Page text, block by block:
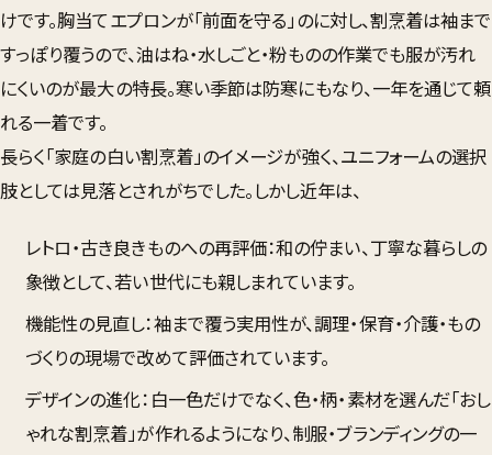
けです。胸当てエプロンが「前面を守る」のに対し、割烹着は袖まで
すっぽり覆うので、油はね・水しごと・粉ものの作業でも服が汚れ
にくいのが最大の特長。寒い季節は防寒にもなり、一年を通じて頼
れる一着です。
長らく「家庭の白い割烹着」のイメージが強く、ユニフォームの選択
肢としては見落とされがちでした。しかし近年は、
レトロ・古き良きものへの再評価：和の佇まい、丁寧な暮らしの
象徴として、若い世代にも親しまれています。
機能性の見直し：袖まで覆う実用性が、調理・保育・介護・もの
づくりの現場で改めて評価されています。
デザインの進化 ：白一色だけでなく、色・柄・素材を選んだ「おし
ゃれな割烹着」が作れるようになり、制服・ブランディングの一